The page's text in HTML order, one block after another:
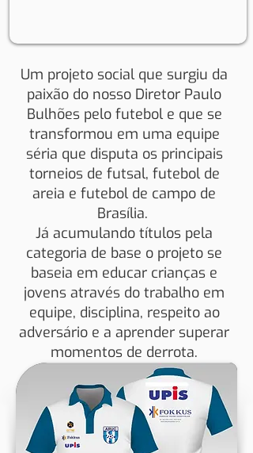
Um projeto social que surgiu da
paixão do nosso Diretor Paulo
Bulhões pelo futebol e que se
transformou em uma equipe
séria que disputa os principais
torneios de futsal, futebol de
areia e futebol de campo de
Brasília.
Já acumulando títulos pela
categoria de base o projeto se
baseia em educar crianças e
jovens através do trabalho em
equipe, disciplina, respeito ao
adversário e a aprender superar
momentos de derrota.